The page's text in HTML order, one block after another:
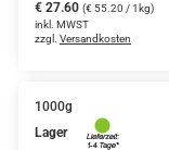
€ 27.60 (€ 55.20 / 1kg)
inkl. MWST
zzgl. Versandkosten
1000g
Lager